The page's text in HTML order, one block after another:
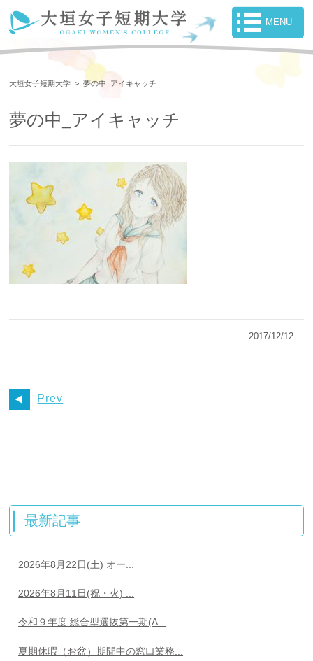
大垣女子短期大学 >夢の中_アイキャッチ
夢の中_アイキャッチ
2017/12/12
Prev
最新記事
2026年8月22日(土) オー...
2026年8月11日(祝・火) ...
令和９年度 総合型選抜第一期(A...
夏期休暇（お盆）期間中の窓口業務...